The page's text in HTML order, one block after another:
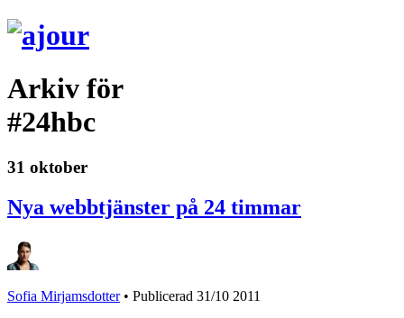
Arkiv för
#24hbc
31 oktober
Nya webbtjänster på 24 timmar
Sofia Mirjamsdotter• Publicerad 31/10 2011